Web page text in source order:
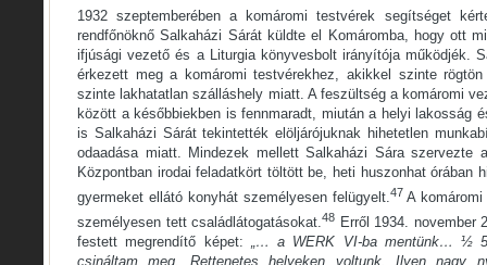
1932 szeptemberében a komáromi testvérek segítséget
rendfőnöknő Salkaházi Sárát küldte el Komáromba, hogy ott
ifjúsági vezető és a Liturgia könyvesbolt irányítója működjék.
érkezett meg a komáromi testvérekhez, akikkel szinte
szinte lakhatatlan szálláshely miatt. A feszültség a komáromi
között a későbbiekben is fennmaradt, miután a helyi lakosság
is Salkaházi Sárát tekintették elöljárójuknak hihetetlen
odaadása miatt. Mindezek mellett Salkaházi Sára szervezte
Központban irodai feladatkört töltött be, heti huszonhat órában
gyermeket ellátó konyhát személyesen felügyelt. 47 A komáromi
személyesen tett családlátogatásokat.48 Erről 1934. november
festett megrendítő képet: „… a WERK VI-ba mentünk… ½
csináltam meg. Rettenetes helyeken voltunk. Ilyen nagy